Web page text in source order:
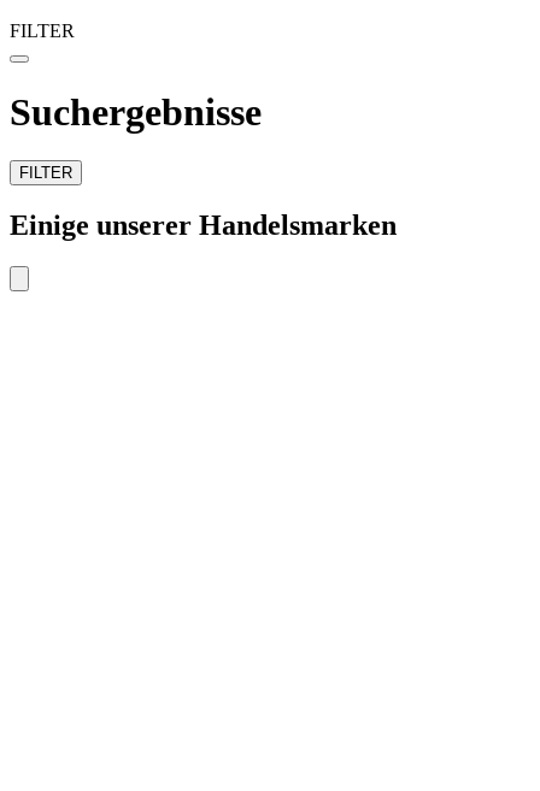
FILTER
Suchergebnisse
FILTER
Einige unserer Handelsmarken